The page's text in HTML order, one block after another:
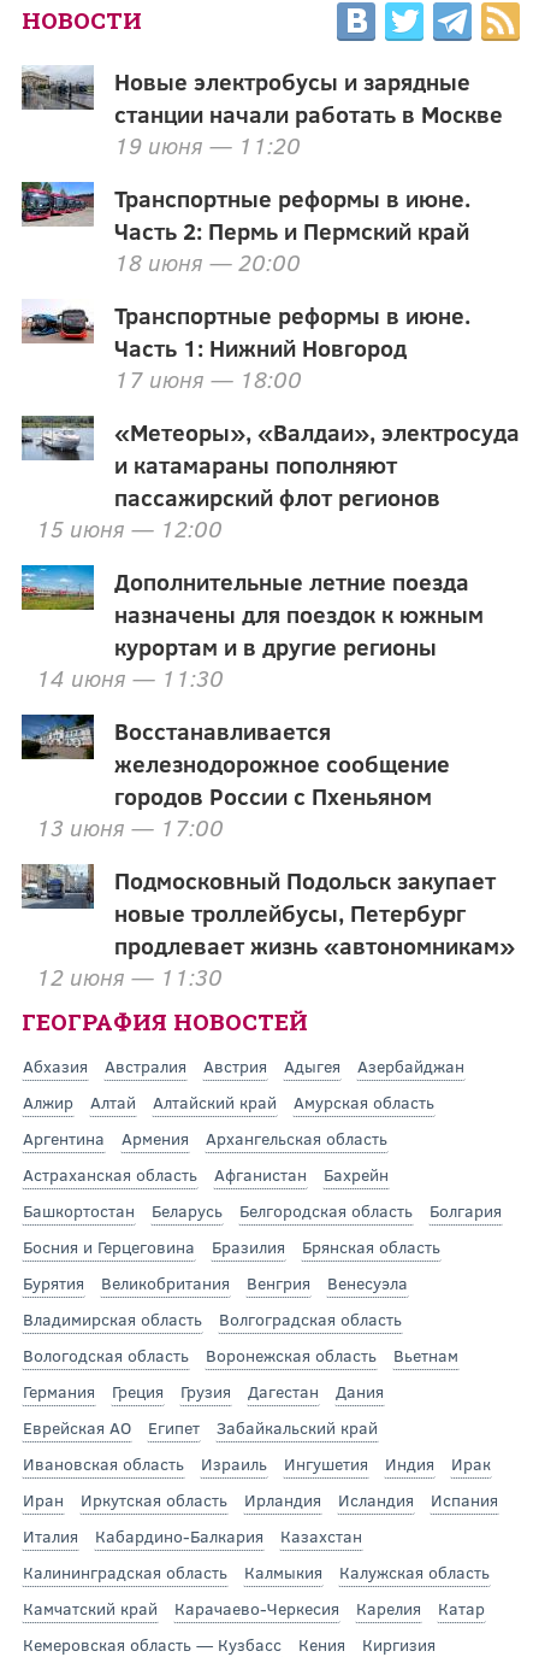
НОВОСТИ
Новые электробусы и зарядные
станции начали работать в Москве
19 июня — 11:20
Транспортные реформы в июне.
Часть 2: Пермь и Пермский край
18 июня — 20:00
Транспортные реформы в июне.
Часть 1: Нижний Новгород
17 июня — 18:00
«Метеоры», «Валдаи», электросуда
и катамараны пополняют
пассажирский флот регионов
15 июня — 12:00
Дополнительные летние поезда
назначены для поездок к южным
курортам и в другие регионы
14 июня — 11:30
Восстанавливается
железнодорожное сообщение
городов России с Пхеньяном
13 июня — 17:00
Подмосковный Подольск закупает
новые троллейбусы, Петербург
продлевает жизнь «автономникам»
12 июня — 11:30
ГЕОГРАФИЯ НОВОСТЕЙ
Абхазия Австралия Австрия Адыгея
Азербайджан
Алжир
Алтай Алтайский край
Амурская область
Аргентина
Армения
Архангельская область
Астраханская область
Афганистан
Бахрейн
Башкортостан
Беларусь Белгородская область
Болгария
Босния и Герцеговина
Бразилия
Брянская область
Бурятия
Великобритания Венгрия
Венесуэла
Владимирская область
Волгоградская область
Вологодская область
Воронежская область
Вьетнам
Германия
Греция Грузия Дагестан
Дания
Еврейская АО
Египет
Забайкальский край
Ивановская область
Израиль Ингушетия Индия
Ирак
Иран
Иркутская область Ирландия Исландия
Испания
Италия
Кабардино-Балкария
Казахстан
Калининградская область
Калмыкия
Калужская область
Камчатский край
Карачаево-Черкесия Карелия
Катар
Кемеровская область — Кузбасс
Кения
Киргизия